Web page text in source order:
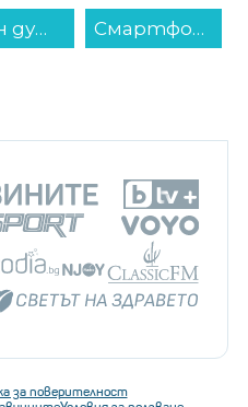
Зъбен душ Philips HX3826/33 Sonicare , 250... Смартфон Nothing Phone (4a) PRO 256/12 SILVER , 12 GB, 256 GB...
за поверителност